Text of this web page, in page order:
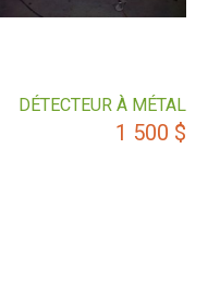
DÉTECTEUR À MÉTAL
1 500 $